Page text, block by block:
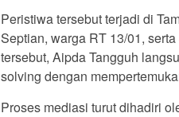
Peristiwa tersebut terjadi di
Septian, warga RT 13/01,
tersebut, Aipda Tangguh
solving dengan
Proses mediasi turut dihadiri